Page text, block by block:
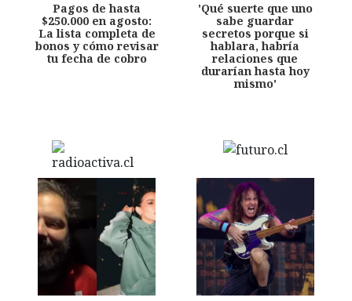
Pagos de hasta
$250.000 en agosto:
La lista completa de
bonos y cómo revisar
tu fecha de cobro
'Qué suerte que uno
sabe guardar
secretos porque si
hablara, habría
relaciones que
durarían hasta hoy
mismo'